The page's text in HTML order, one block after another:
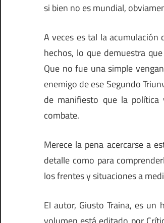
si bien no es mundial,
A veces es tal la acumulación
hechos, lo que demuestra
Que no fue una simple
enemigo de ese Segundo
de manifiesto que la
combate.
Merece la pena acercarse a
detalle como para
los frentes y situaciones a
El autor, Giusto Traina, es